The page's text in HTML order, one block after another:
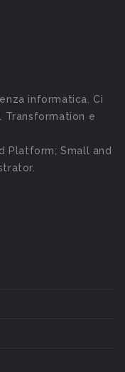
informatica. Ci
Transformation e
Platform; Small and